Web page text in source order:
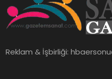
Reklam & İşbirliği: